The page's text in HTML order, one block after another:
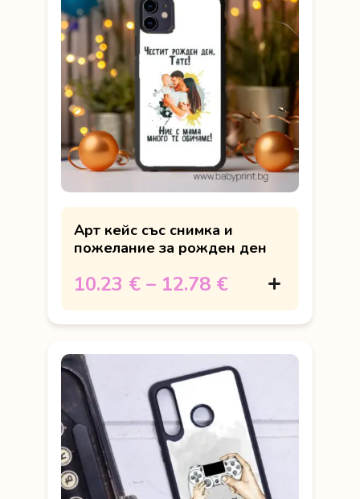
Арт кейс със снимка и
пожелание за рожден ден
10.23 € – 12.78 €